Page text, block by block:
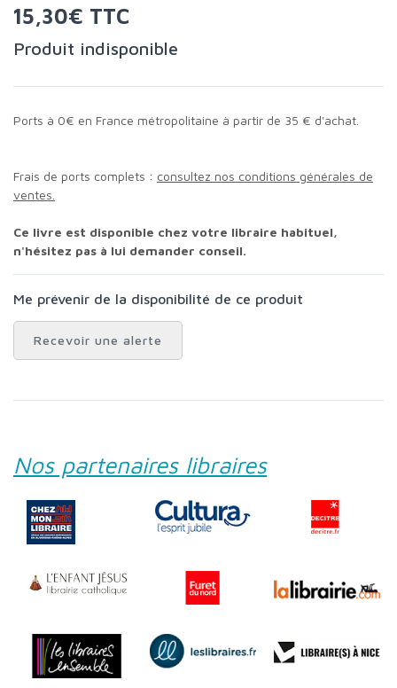
15,30€ TTC
Produit indisponible
Ports à 0€ en France métropolitaine à partir de 35 € d'achat.
Frais de ports complets : consultez nos conditions générales de
ventes.
Ce livre est disponible chez votre libraire habituel,
n'hésitez pas à lui demander conseil.
Me prévenir de la disponibilité de ce produit
Recevoir une alerte
Nos partenaires libraires